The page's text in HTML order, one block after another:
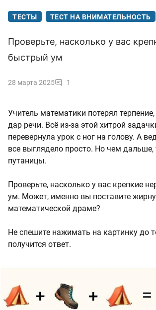
ТЕСТЫ ТЕСТ НА ВНИМАТЕЛЬНОСТЬ
Проверьте, насколько у вас
быстрый ум
28 марта 2025 1
Учитель математики потерял
дар речи. Всё из-за этой хитрой
перевернула урок с ног на голову. А
все выглядело просто. Но чем
путаницы.
Проверьте, насколько у вас крепкие
ум. Может, именно вы поставите
математической драме?
Не спешите нажимать на картинку до
получится ответ.